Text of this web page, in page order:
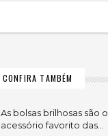
CONFIRA TAMBÉM
As bolsas brilhosas são o
acessório favorito das…